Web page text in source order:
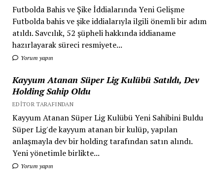
Futbolda Bahis ve Şike İddialarında Yeni Gelişme
Futbolda bahis ve şike iddialarıyla ilgili önemli bir adım
atıldı. Savcılık, 52 şüpheli hakkında iddianame
hazırlayarak süreci resmiyete...
Yorum yapın
Kayyum Atanan Süper Lig Kulübü Satıldı, Dev
Holding Sahip Oldu
EDITOR TARAFINDAN
Kayyum Atanan Süper Lig Kulübü Yeni Sahibini Buldu
Süper Lig'de kayyum atanan bir kulüp, yapılan
anlaşmayla dev bir holding tarafından satın alındı.
Yeni yönetimle birlikte...
Yorum yapın